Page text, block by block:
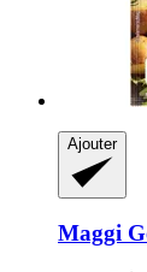
Ajouter
Maggi